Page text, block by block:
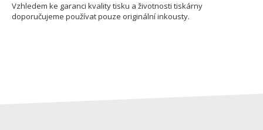
Vzhledem ke garanci kvality tisku a životnosti tiskárny
doporučujeme používat pouze originální inkousty.